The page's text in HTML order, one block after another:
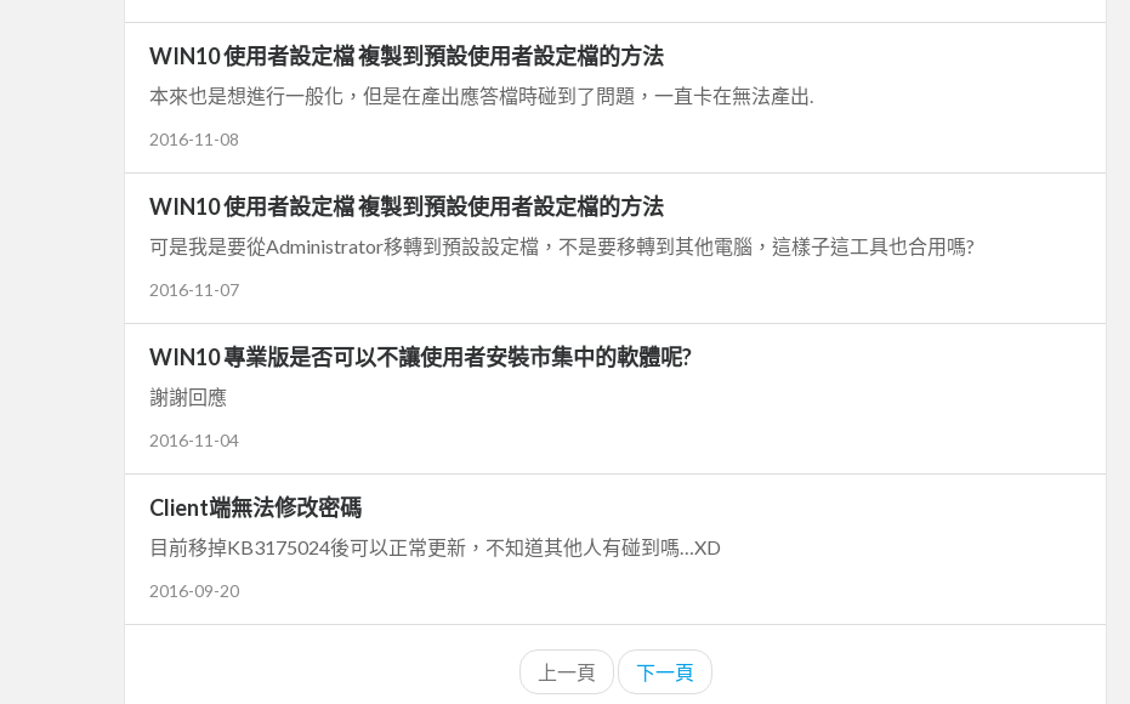
WIN10 使用者設定檔 複製到預設使用者設定檔的方法
本來也是想進行一般化，但是在產出應答檔時碰到了問題，一直卡在無法產出.
2016-11-08
WIN10 使用者設定檔 複製到預設使用者設定檔的方法
可是我是要從Administrator移轉到預設設定檔，不是要移轉到其他電腦，這樣子這工具也合用嗎?
2016-11-07
WIN10 專業版是否可以不讓使用者安裝市集中的軟體呢?
謝謝回應
2016-11-04
Client端無法修改密碼
目前移掉KB3175024後可以正常更新，不知道其他人有碰到嗎…XD
2016-09-20
上一頁 下一頁